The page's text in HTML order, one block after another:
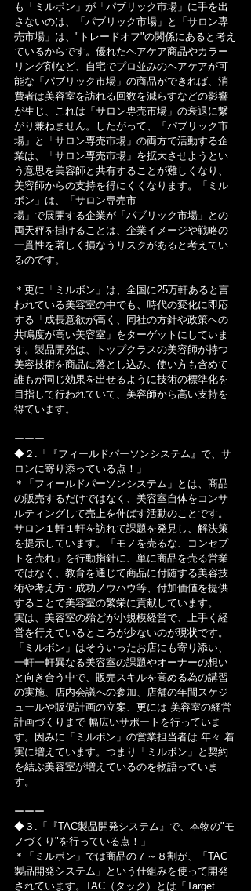
も「ミルボン」が「パブリック市場」に手を出
さないのは、「パブリック市場」と「サロン専
売市場」は、"トレードオフ"の関係にあると考え
ているからです。優れたヘアケア商品やカラー
リング剤など、自宅でプロ並みのヘアケアが可
能な「パブリック市場」の商品ができれば、消
費者は美容室を訪れる回数を減らすなどの影響
が生じ、これは「サロン専売市場」の衰退に繋
がり兼ねません。したがって、「パブリック市
場」と「サロン専売市場」の両方で活動する企
業は、「サロン専売市場」を拡大させようとい
う意思を美容師と共有することが難しくなり、
美容師からの支持を得にくくなります。「ミル
ボン」は、「サロン専売市
場」で展開する企業が「パブリック市場」との
両天秤を掛けることは、企業イメージや戦略の
一貫性を著しく損なうリスクがあると考えてい
るのです。
＊更に「ミルボン」は、全国に25万軒あると言
われている美容室の中でも、時代の変化に即応
する「成長意欲が高く、同社の方針や政策への
共鳴度が高い美容室」をターゲットにしていま
す。製品開発は、トップクラスの美容師が持つ
美容技術を商品に落とし込み、使い方も含めて
誰もが同じ効果を出せるように技術の標準化を
目指して行われていて、美容師から高い支持を
得ています。
ーーー
◆２.「『フィールドパーソンシステム』で、サ
ロンに寄り添っている点！」
＊「フィールドパーソンシステム」とは、商品
の販売するだけではなく、美容室自体をコンサ
ルティングして売上を伸ばす活動のことです。
サロン１軒１軒を訪れて課題を発見し、解決策
を提示しています。「モノを売るな、コンセプ
トを売れ」を行動指針に、単に商品を売る営業
ではなく、教育を通じて商品に付随する美容技
術や考え方・成功ノウハウ等、付加価値を提供
することで美容室の繁栄に貢献しています。
実は、美容室の殆どが小規模経営で、上手く経
営を行えているところが少ないのが現状です。
「ミルボン」はそういったお店にも寄り添い、
一軒一軒異なる美容室の課題やオーナーの想い
と向き合う中で、販売スキルを高める為の講習
の実施、店内会議への参加、店舗の年間スケジ
ュールや販促計画の立案、更には 美容室の経営
計画づくりまで 幅広いサポートを行っていま
す。因みに「ミルボン」の営業担当者は 年々 着
実に増えています。つまり「ミルボン」と契約
を結ぶ美容室が増えているのを物語っていま
す。
ーーー
◆３.「『TAC製品開発システム』で、本物の"モ
ノづくり"を行っている点！」
＊「ミルボン」では商品の７～８割が、「TAC
製品開発システム」という仕組みを使って開発
されています。TAC（タック）とは「Target